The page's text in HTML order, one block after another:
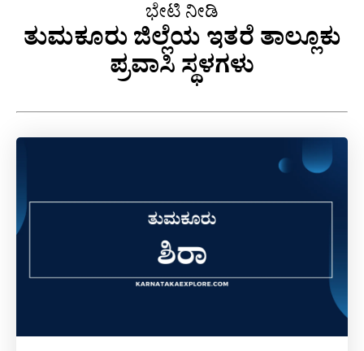
ಭೇಟಿ ನೀಡಿ
ತುಮಕೂರು ಜಿಲ್ಲೆಯ ಇತರೆ ತಾಲ್ಲೂಕು
ಪ್ರವಾಸಿ ಸ್ಥಳಗಳು